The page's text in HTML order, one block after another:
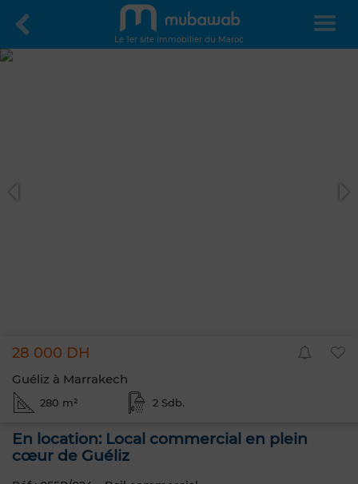
Le 1er site immobilier du Maroc
28 000 DH
Guéliz à Marrakech
280 m² 2 Sdb.
En location: Local commercial en plein
cœur de Guéliz